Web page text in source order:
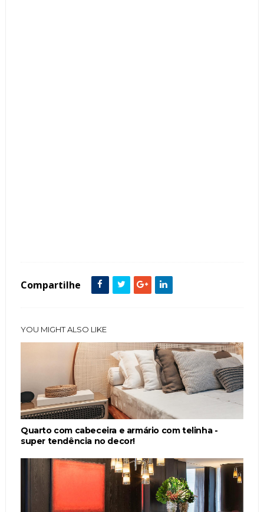
Compartilhe
YOU MIGHT ALSO LIKE
Quarto com cabeceira e armário com telinha -
super tendência no decor!